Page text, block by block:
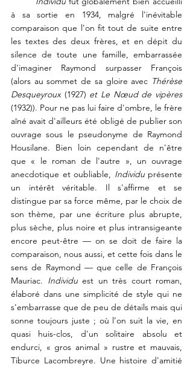
à sa sortie en 1934, malgré l'inévitable
comparaison que l'on fit tout de suite entre
les textes des deux frères, et en dépit du
silence de toute une famille, embarrassée
d'imaginer Raymond surpasser François
(alors au sommet de sa gloire avec Thérèse
Desqueyroux (1927)
et Le Nœud de vipères
(1932)). Pour ne pas lui faire d'ombre, le frère
aîné avait d'ailleurs été obligé de publier son
ouvrage sous le pseudonyme de Raymond
Housilane. Bien loin cependant de n'être
que « le roman de l'autre », un ouvrage
anecdotique et oubliable, Individu présente
un intérêt véritable. Il s'affirme et se
distingue par sa force même, par le choix de
son thème, par une écriture plus abrupte,
plus sèche, plus noire et plus intransigeante
encore peut-être — on se doit de faire la
comparaison, nous aussi, et cette fois dans le
sens de Raymond — que celle de François
Mauriac. Individu est un très court roman,
élaboré dans une simplicité de style qui ne
s'embarrasse que de peu de détails mais qui
sonne toujours juste ; où l’on suit la vie, en
quasi huis-clos, d'un solitaire absolu et
endurci, « gros animal » rustre et mauvais,
Tiburce Lacombreyre. Une histoire d'amitié